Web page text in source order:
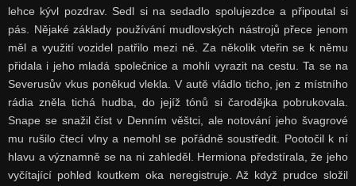
lehce kývl pozdrav. Sedl si na sedadlo spolujezdce a připoutal si
pás. Nějaké základy používání mudlovských nástrojů přece jenom
měl a využití vozidel patřilo mezi ně. Za několik vteřin se k němu
přidala i jeho mladá společnice a mohli vyrazit na cestu. Ta se na
Severusův vkus poněkud vlekla. V autě vládlo ticho, jen z místního
rádia zněla tichá hudba, do jejíž tónů si čarodějka pobrukovala.
Snape se snažil číst v Denním věštci, ale notování jeho švagrové
mu rušilo čtecí vlny a nemohl se pořádně soustředit. Pootočil k ní
hlavu a významně se na ni zahleděl. Hermiona předstírala, že jeho
vyčítající pohled koutkem oka neregistruje. Až když prudce složil